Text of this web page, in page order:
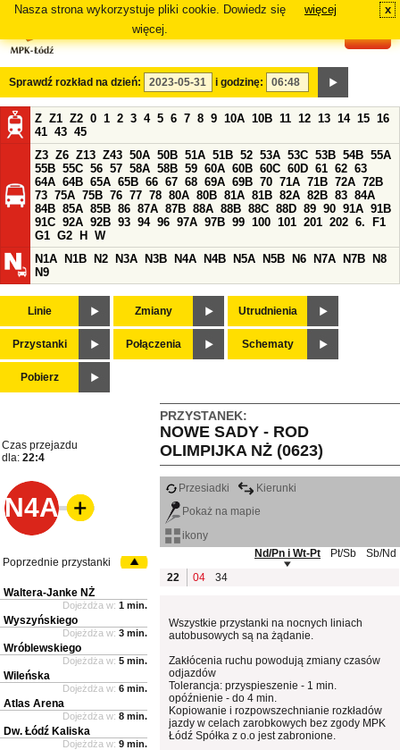
Nasza strona wykorzystuje pliki cookie. Dowiedz się
więcej.
więcej x
Sprawdź rozkład na dzień: i godzinę:
Z Z1 Z2 0 1 2 3 4 5 6 7 8 9 10A 10B 11 12 13 14 15 16
41 43 45
Z3 Z6 Z13 Z43 50A 50B 51A 51B 52 53A 53C 53B 54B 55A
55B 55C 56 57 58A 58B 59 60A 60B 60C 60D 61 62 63
64A 64B 65A 65B 66 67 68 69A 69B 70 71A 71B 72A 72B
73 75A 75B 76 77 78 80A 80B 81A 81B 82A 82B 83 84A
84B 85A 85B 86 87A 87B 88A 88B 88C 88D 89 90 91A 91B
91C 92A 92B 93 94 96 97A 97B 99 100 101 201 202 6.
F1
G1 G2 H
W
N1A
N1B N2 N3A N3B N4A N4B N5A N5B N6 N7A N7B
N8
N9
Linie Zmiany Utrudnienia
Przystanki Połączenia Schematy
Pobierz
PRZYSTANEK:
NOWE SADY - ROD
OLIMPIJKA NŻ (0623)
Czas przejazdu
dla: 22:4
N4A
Przesiadki
Kierunki
Pokaż na mapie
ikony
Nd/Pn i Wt-Pt
Pt/Sb
Sb/Nd
22
04 34
Wszystkie przystanki na nocnych liniach
autobusowych są na żądanie.
Zakłócenia ruchu powodują zmiany czasów
odjazdów
Tolerancja: przyspieszenie - 1 min.
opóźnienie - do 4 min.
Kopiowanie i rozpowszechnianie rozkładów
jazdy w celach zarobkowych bez zgody MPK
Łódź Spółka z o.o jest zabronione.
Poprzednie przystanki
Waltera-Janke NŻ
Dojeżdża w: 1 min.
Wyszyńskiego
Dojeżdża w: 3 min.
Wróblewskiego
Dojeżdża w: 5 min.
Wileńska
Dojeżdża w: 6 min.
Atlas Arena
Dojeżdża w: 8 min.
Dw. Łódź Kaliska
Dojeżdża w: 9 min.